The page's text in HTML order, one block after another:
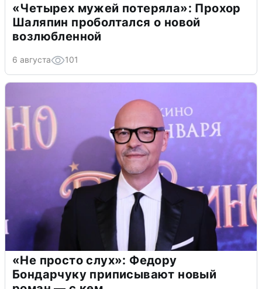
«Четырех мужей потеряла»: Прохор
Шаляпин проболтался о новой
возлюбленной
6 августа 101
«Не просто слух»: Федору
Бондарчуку приписывают новый